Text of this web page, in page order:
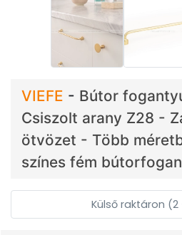
VIEFE - Bútor
Csiszolt arany Z28 -
ötvözet - Több
színes fém
Külső raktáron (2